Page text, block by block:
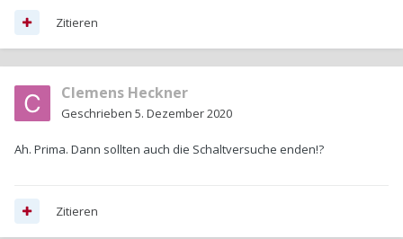
Zitieren
Clemens Heckner
Geschrieben 5. Dezember 2020
Ah. Prima. Dann sollten auch die Schaltversuche enden!?
Zitieren